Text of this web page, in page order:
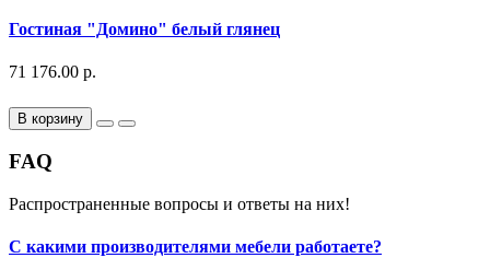
Гостиная "Домино" белый глянец
71 176.00 р.
В корзину
FAQ
Распространенные вопросы и ответы на них!
С какими производителями мебели работаете?